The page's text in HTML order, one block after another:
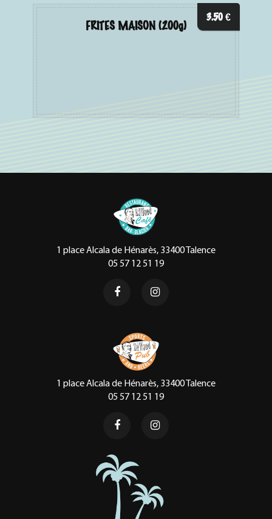
3.50€
FRITES MAISON (200g)
1 place Alcala de Hénarès, 33400 Talence
05 57 12 51 19
1 place Alcala de Hénarès, 33400 Talence
05 57 12 51 19